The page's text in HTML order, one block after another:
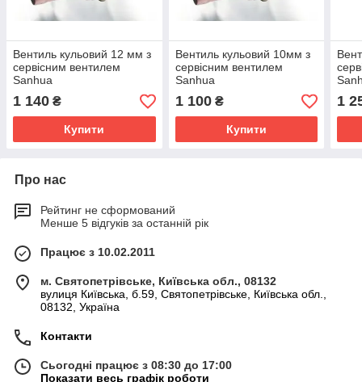
Вентиль кульовий 12 мм з
сервісним вентилем
Sanhua
1 140 ₴
Купити
Вентиль кульовий 10мм з
сервісним вентилем
Sanhua
1 100₴
Купити
1
Про нас
Рейтинг не сформований
Менше 5 відгуків за останній рік
Працює з 10.02.2011
м. Святопетрівське, Київська обл., 08132
вулиця Київська, б.59, Святопетрівське, Київська обл.,
08132, Україна
Контакти
Сьогодні працює з 08:30 до 17:00
Показати весь графік роботи